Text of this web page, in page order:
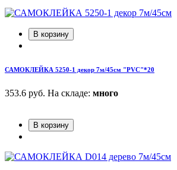
В корзину
САМОКЛЕЙКА 5250-1 декор 7м/45см "PVC"*20
353.6 руб. На складе: много
В корзину